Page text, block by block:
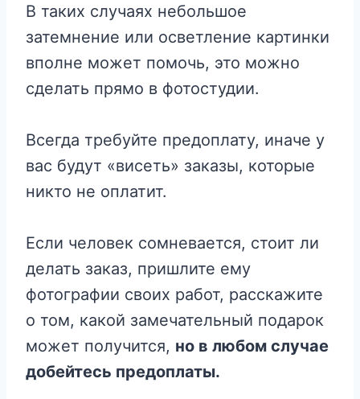
В таких случаях небольшое
затемнение или осветление картинки
вполне может помочь, это можно
сделать прямо в фотостудии.
Всегда требуйте предоплату, иначе у
вас будут «висеть» заказы, которые
никто не оплатит.
Если человек сомневается, стоит ли
делать заказ, пришлите ему
фотографии своих работ, расскажите
о том, какой замечательный подарок
может получится, но в любом случае
добейтесь предоплаты.